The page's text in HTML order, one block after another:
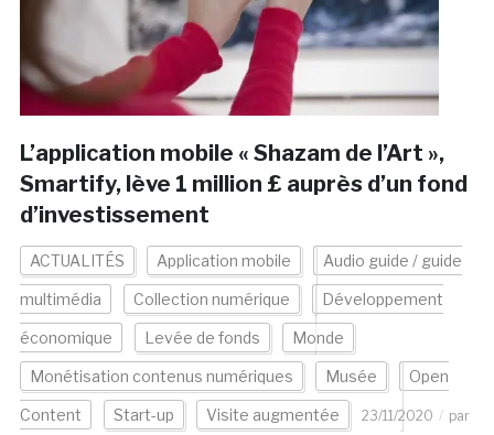
L’application mobile « Shazam de l’Art »,
Smartify, lève 1 million £ auprès d’un fond
d’investissement
ACTUALITÉS Application mobile Audio guide / guide
multimédia Collection numérique Développement
économique Levée de fonds Monde
Monétisation contenus numériques Musée Open
Content Start-up Visite augmentée 23/11/2020
par